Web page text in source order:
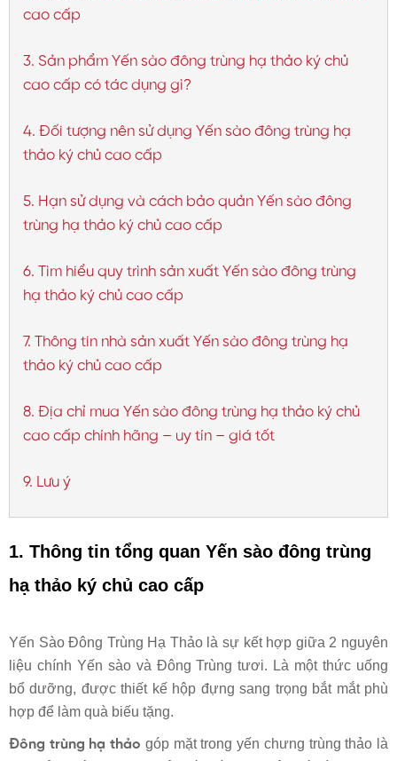
cao cấp
3. Sản phẩm Yến sào đông trùng hạ thảo ký chủ
cao cấp có tác dụng gì?
4. Đối tượng nên sử dụng Yến sào đông trùng hạ
thảo ký chủ cao cấp
5. Hạn sử dụng và cách bảo quản Yến sào đông
trùng hạ thảo ký chủ cao cấp
6. Tìm hiểu quy trình sản xuất Yến sào đông trùng
hạ thảo ký chủ cao cấp
7. Thông tin nhà sản xuất Yến sào đông trùng hạ
thảo ký chủ cao cấp
8. Địa chỉ mua Yến sào đông trùng hạ thảo ký chủ
cao cấp chính hãng – uy tín – giá tốt
9. Lưu ý
1. Thông tin tổng quan Yến sào đông trùng
hạ thảo ký chủ cao cấp
Yến Sào Đông Trùng Hạ Thảo là sự kết hợp giữa 2 nguyên
liệu chính Yến sào và Đông Trùng tươi. Là một thức uống
bổ dưỡng, được thiết kế hộp đựng sang trọng bắt mắt phù
hợp để làm quà biếu tặng.
Đông trùng hạ thảo góp mặt trong yến chưng trùng thảo là